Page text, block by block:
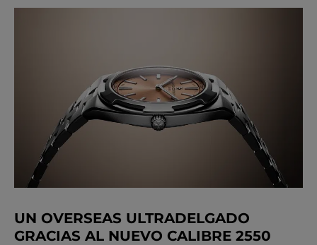
UN OVERSEAS ULTRADELGADO
GRACIAS AL NUEVO CALIBRE 2550